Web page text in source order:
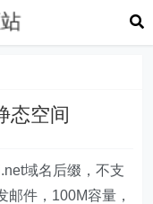
态空间
域名后缀，不支
件，100M容量，